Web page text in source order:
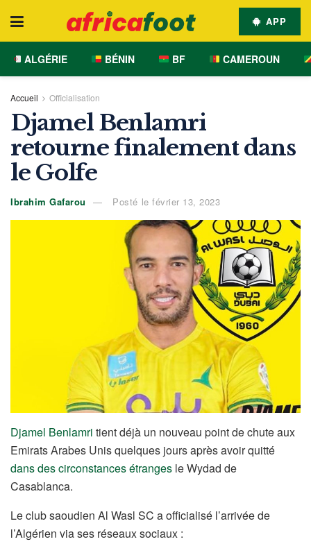
APP
ALGÉRIE BÉNIN BF CAMEROUN
Accueil Officialisation
Djamel Benlamri
retourne finalement dans
le Golfe
Ibrahim Gafarou Posté le février 13, 2023
Djamel Benlamri tient déjà un nouveau point de chute aux
Emirats Arabes Unis quelques jours après avoir quitté
dans des circonstances étranges le Wydad de
Casablanca.
Le club saoudien Al Wasl SC a officialisé l’arrivée de
l’Algérien via ses réseaux sociaux :